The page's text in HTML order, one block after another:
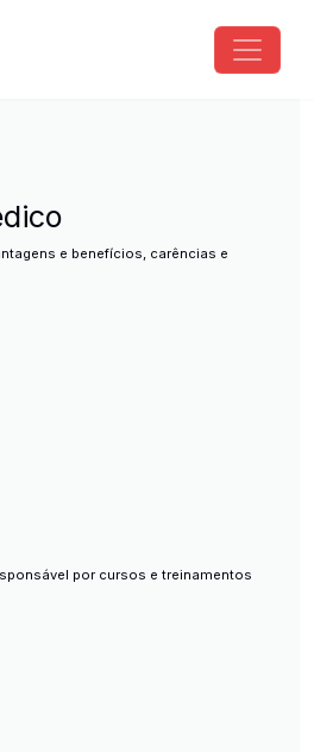
Comercial
e benefícios, carências e
por cursos e treinamentos